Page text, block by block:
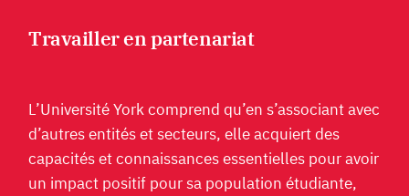
Travailler en partenariat
L’Université York comprend qu’en s’associant avec
d’autres entités et secteurs, elle acquiert des
capacités et connaissances essentielles pour avoir
un impact positif pour sa population étudiante,